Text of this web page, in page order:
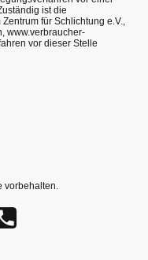
ist die
für Schlichtung e.V.,
www.verbraucher-
vor dieser Stelle